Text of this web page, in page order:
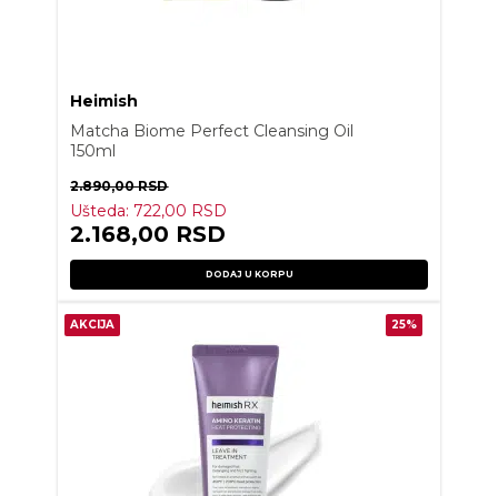
Heimish
Matcha Biome Perfect Cleansing Oil
150ml
2.890,00RSD
Ušteda:722,00 RSD
2.168,00 RSD
DODAJ U KORPU
AKCIJA 25%